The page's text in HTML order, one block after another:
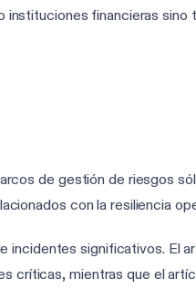
financieras
de gestión de riesgos
con la resiliencia
significativos. El
críticas, mientras que el